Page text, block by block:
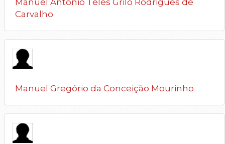
Carvalho
Manuel Gregório da Conceição Mourinho